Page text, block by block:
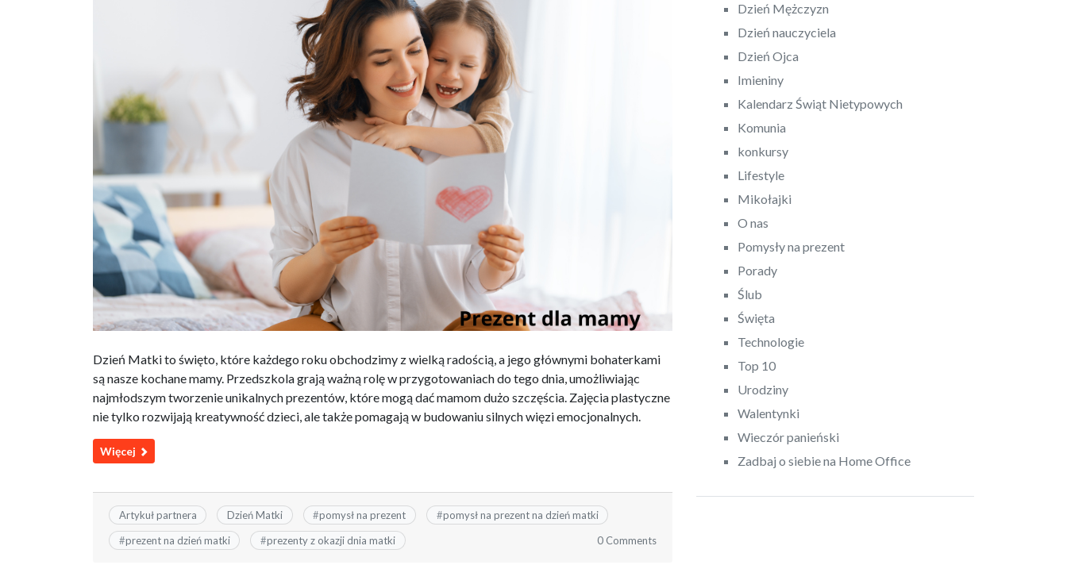
Dzień Matki to święto, które każdego roku obchodzimy z wielką radością, a jego głównymi bohaterkami
są nasze kochane mamy. Przedszkola grają ważną rolę w przygotowaniach do tego dnia, umożliwiając
najmłodszym tworzenie unikalnych prezentów, które mogą dać mamom dużo szczęścia. Zajęcia plastyczne
nie tylko rozwijają kreatywność dzieci, ale także pomagają w budowaniu silnych więzi emocjonalnych.
Więcej
Artykuł partnera Dzień Matki #pomysł na prezent #pomysł na prezent na dzień matki
#prezent na dzień matki #prezenty z okazji dnia matki 0 Comments
Dzień Mężczyzn
Dzień nauczyciela
Dzień Ojca
Imieniny
Kalendarz Świąt Nietypowych
Komunia
konkursy
Lifestyle
Mikołajki
O nas
Pomysły na prezent
Porady
Ślub
Święta
Technologie
Top 10
Urodziny
Walentynki
Wieczór panieński
Zadbaj o siebie na Home Office